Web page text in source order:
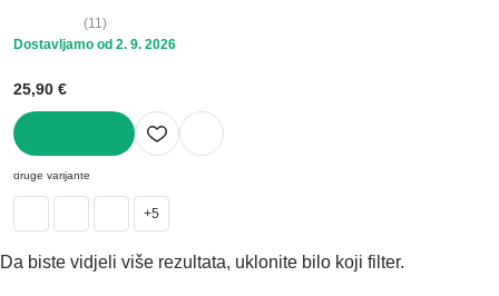
(11)
Dostavljamo od 2. 9. 2026
25,90 €
U KOŠARICU
druge varijante
+5
Da biste vidjeli više rezultata, uklonite bilo koji filter.